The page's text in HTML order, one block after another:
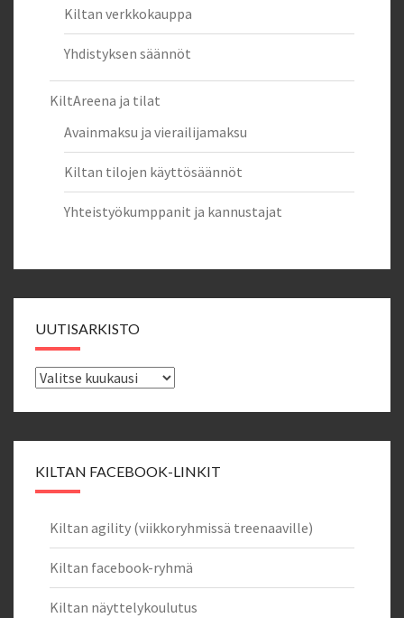
Kiltan verkkokauppa
Yhdistyksen säännöt
KiltAreena ja tilat
Avainmaksu ja vierailijamaksu
Kiltan tilojen käyttösäännöt
Yhteistyökumppanit ja kannustajat
UUTISARKISTO
Uutisarkisto
KILTAN FACEBOOK-LINKIT
Kiltan agility (viikkoryhmissä treenaaville)
Kiltan facebook-ryhmä
Kiltan näyttelykoulutus